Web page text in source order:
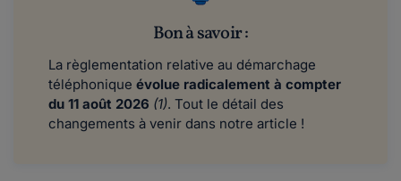
Bon à savoir :
La règlementation relative au démarchage
téléphonique évolue radicalement à compter
du 11 août 2026 (1). Tout le détail des
changements à venir dans notre article !